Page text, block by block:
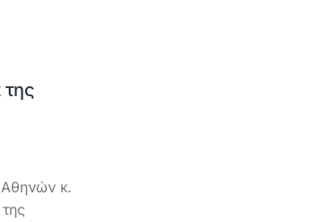
της
Αθηνών κ.